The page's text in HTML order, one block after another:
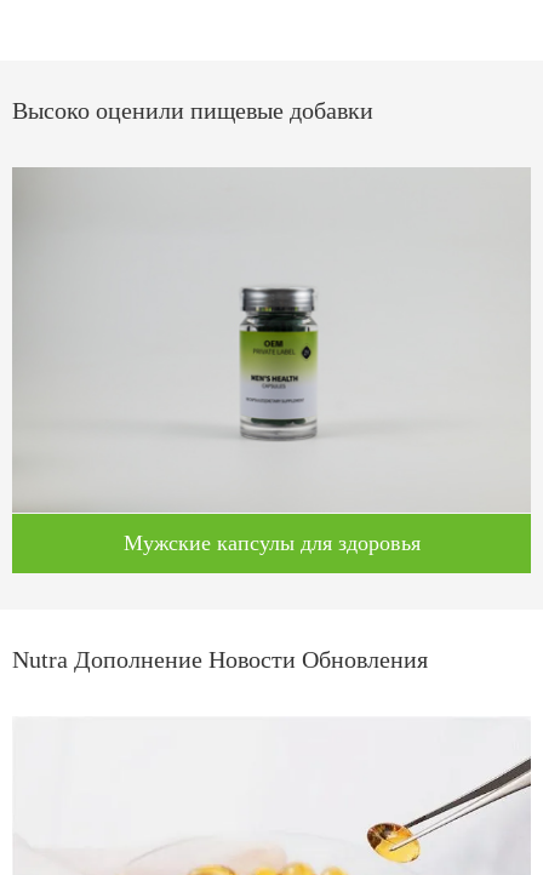
Высоко оценили пищевые добавки
Мужские капсулы для здоровья
Nutra Дополнение Новости Обновления